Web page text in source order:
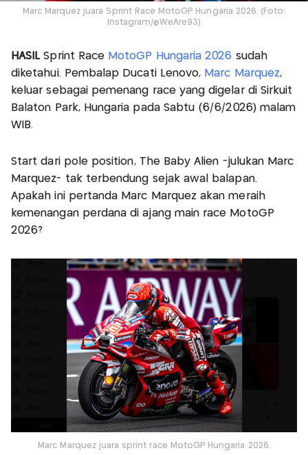
Marc Marquez juara Sprint Race MotoGP Hungaria 2026. (Foto:
Instagram/@WeAre93)
HASILSprint Race MotoGP Hungaria 2026 sudah
diketahui. Pembalap Ducati Lenovo, Marc Marquez,
keluar sebagai pemenang race yang digelar di Sirkuit
Balaton Park, Hungaria pada Sabtu (6/6/2026) malam
WIB.
Start dari pole position, The Baby Alien -julukan Marc
Marquez- tak terbendung sejak awal balapan.
Apakah ini pertanda Marc Marquez akan meraih
kemenangan perdana di ajang main race MotoGP
2026?
Marc Marquez juara sprint race MotoGP Hungaria 2026.